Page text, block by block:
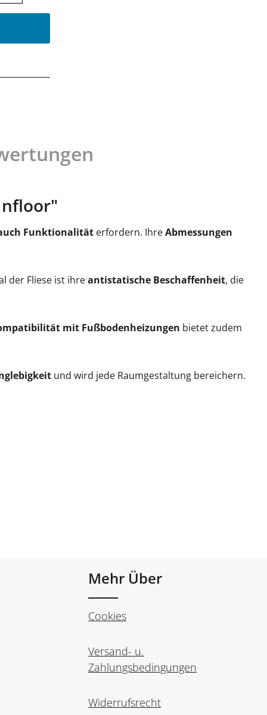
Funktionalität erfordern. IhreAbmessungen
der Fliese ist ihreantistatische Beschaffenheit, die
mit Fußbodenheizungen bietet zudem
und wird jede Raumgestaltung bereichern.
Mehr Über
Cookies
Versand- u.
Zahlungsbedingungen
Widerrufsrecht